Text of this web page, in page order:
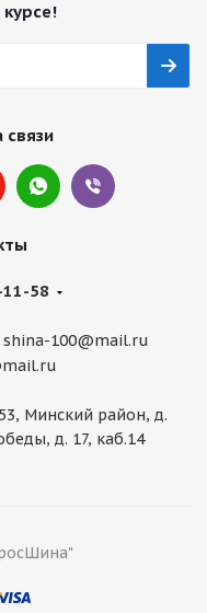
курсе!
связи
58
shina-100@mail.ru
Минский район, д.
д. 17, каб.14